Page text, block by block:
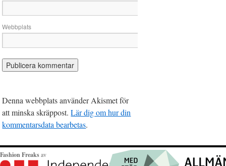
Webbplats
Denna webbplats använder Akismet för
att minska skräppost.Lär dig om hur din
kommentarsdata bearbetas.
Fashion Freaksav